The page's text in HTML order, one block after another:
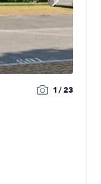
1 / 23